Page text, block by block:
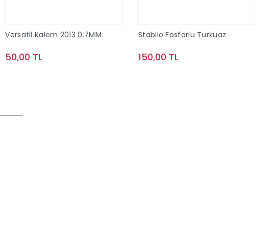
Versatil Kalem 2013 0.7MM
50,00 TL
Stabilo Fosforlu Turkuaz
150,00 TL